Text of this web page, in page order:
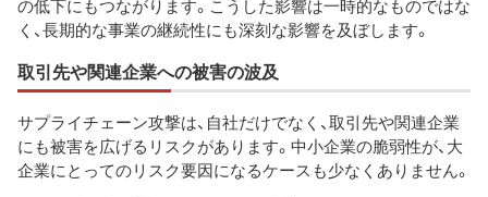
の低下にもつながります。こうした影響は一時的なものではな
く、長期的な事業の継続性にも深刻な影響を及ぼします。
取引先や関連企業への被害の波及
サプライチェーン攻撃は、自社だけでなく、取引先や関連企業
にも被害を広げるリスクがあります。中小企業の脆弱性が、大
企業にとってのリスク要因になるケースも少なくありません。